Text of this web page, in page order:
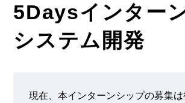
5Daysインター
システム開発
現在、本インターンシップの募集は